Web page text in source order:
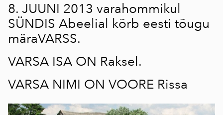
8. JUUNI 2013 varahommikul
SÜNDIS Abeelial
kõrb eesti tõugu
märaVARSS.
VARSA ISA ON Raksel.
VARSA NIMI ON VOORE Rissa